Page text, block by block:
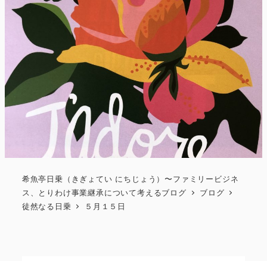
希魚亭日乗（きぎょてい にちじょう）〜ファミリービジネ
ス、とりわけ事業継承について考えるブログ
ブログ
徒然なる日乗
５月１５日